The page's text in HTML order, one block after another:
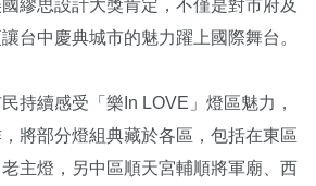
繆思設計大獎肯定，不僅是對市府及
台中慶典城市的魅力躍上國際舞台。
持續感受「樂In LOVE」燈區魅力，
將部分燈組典藏於各區，包括在東區
主燈，另中區順天宮輔順將軍廟、西